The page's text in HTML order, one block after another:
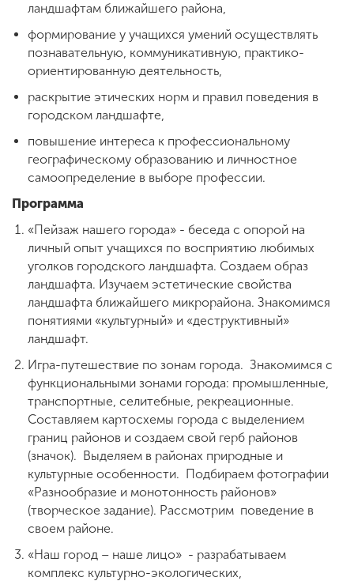
ENG SPN CHI
Приемная
комиссия
+7 (831) 262-26-20
ландшафтам ближайшего района,
формирование у учащихся умений осуществлять
познавательную, коммуникативную, практико-
ориентированную деятельность,
раскрытие этических норм и правил поведения в
городском ландшафте,
повышение интереса к профессиональному
географическому образованию и личностное
самоопределение в выборе профессии.
Программа
«Пейзаж нашего города» - беседа с опорой на
личный опыт учащихся по восприятию любимых
уголков городского ландшафта. Создаем образ
ландшафта. Изучаем эстетические свойства
ландшафта ближайшего микрорайона. Знакомимся
понятиями «культурный» и «деструктивный»
ландшафт.
Игра-путешествие по зонам города. Знакомимся с
функциональными зонами города: промышленные,
транспортные, селитебные, рекреационные.
Составляем картосхемы города с выделением
границ районов и создаем свой герб районов
(значок). Выделяем в районах природные и
культурные особенности. Подбираем фотографии
«Разнообразие и монотонность районов»
(творческое задание). Рассмотрим поведение в
своем районе.
«Наш город – наше лицо» - разрабатываем
комплекс культурно-экологических,